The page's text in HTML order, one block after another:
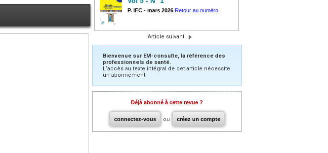
P. IFC - mars 2026 Retour au numéro
Article suivant
Bienvenue sur EM-consulte, la référence des
professionnels de santé.
L’accès au texte intégral de cet article nécessite
un abonnement.
Déjà abonné à cette revue ?
connectez-vous ou créez un compte